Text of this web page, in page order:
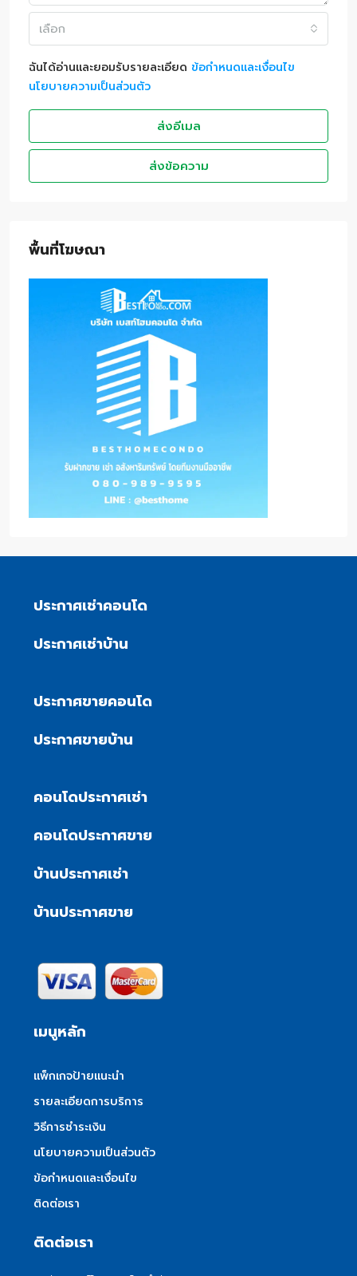
เลือก
ฉันได้อ่านและยอมรับรายละเอียด ข้อกำหนดและเงื่อนไข
นโยบายความเป็นส่วนตัว
ส่งอีเมล
ส่งข้อความ
พื้นที่โฆษณา
ประกาศเช่าคอนโด
ประกาศเช่าบ้าน
ประกาศขายคอนโด
ประกาศขายบ้าน
คอนโดประกาศเช่า
คอนโดประกาศขาย
บ้านประกาศเช่า
บ้านประกาศขาย
เมนูหลัก
แพ็กเกจป้ายแนะนำ
รายละเอียดการบริการ
วิธีการชำระเงิน
นโยบายความเป็นส่วนตัว
ข้อกำหนดและเงื่อนไข
ติดต่อเรา
ติดต่อเรา